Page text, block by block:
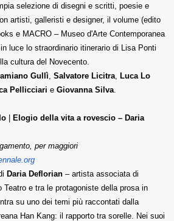
selezione di disegni e scritti, poesie e
artisti, galleristi e designer, il volume (edito
e MACRO – Museo d'Arte Contemporanea
luce lo straordinario itinerario di Lisa Ponti
cultura del Novecento.
Gullì Salvatore Licitra Luca Lo
Pellicciari e Giovanna Silva
| Elogio della vita a rovescio – Daria
per maggiori
Daria Deflorian – artista associata di
Teatro e tra le protagoniste della prosa in
su uno dei temi più raccontati dalla
Han Kang: il rapporto tra sorelle. Nei suoi